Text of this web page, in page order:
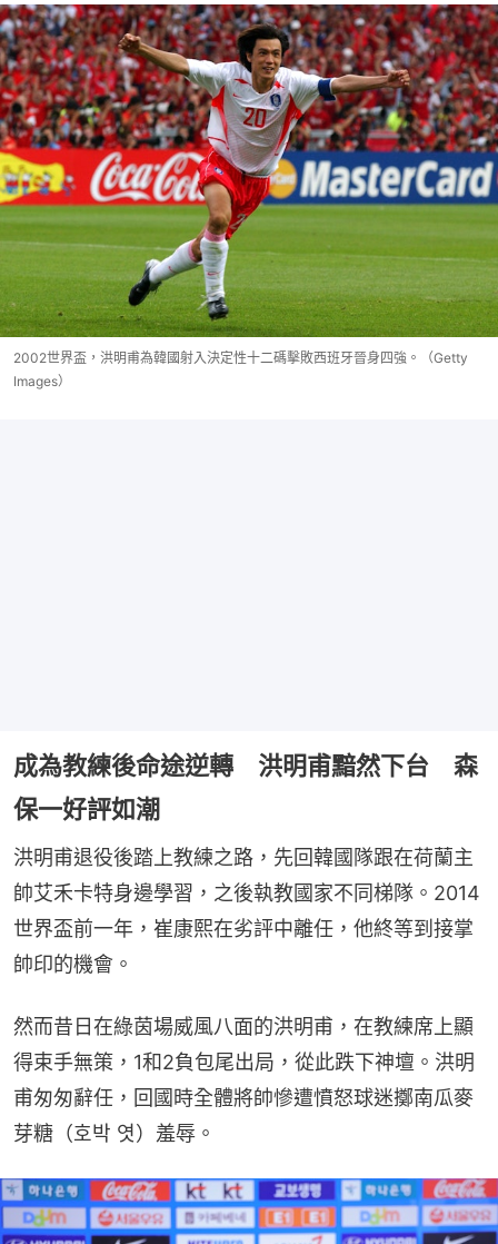
2002世界盃，洪明甫為韓國射入決定性十二碼擊敗西班牙晉身四強。（Getty
Images）
成為教練後命途逆轉 洪明甫黯然下台 森
保一好評如潮
洪明甫退役後踏上教練之路，先回韓國隊跟在荷蘭主
帥艾禾卡特身邊學習，之後執教國家不同梯隊。2014
世界盃前一年，崔康熙在劣評中離任，他終等到接掌
帥印的機會。
然而昔日在綠茵場威風八面的洪明甫，在教練席上顯
得束手無策，1和2負包尾出局，從此跌下神壇。洪明
甫匆匆辭任，回國時全體將帥慘遭憤怒球迷擲南瓜麥
芽糖（호박 엿）羞辱。